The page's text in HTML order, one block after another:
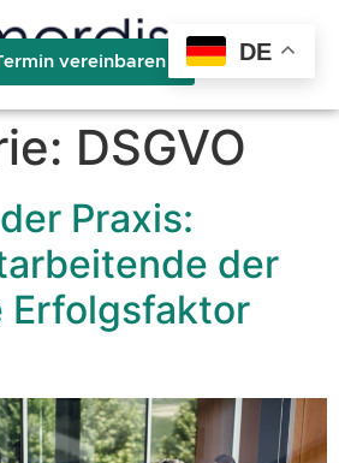
vereinbaren
DSGVO
Praxis:
der
DE